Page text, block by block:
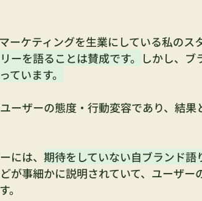
ーケティングを生業にしている私のス
ーを語ることは賛成です。 しかし、ブ
ています。
ーザーの態度・行動変容であり、結
には、 期待をしていない自ブランド
が事細かに説明されていて、ユーザー
。